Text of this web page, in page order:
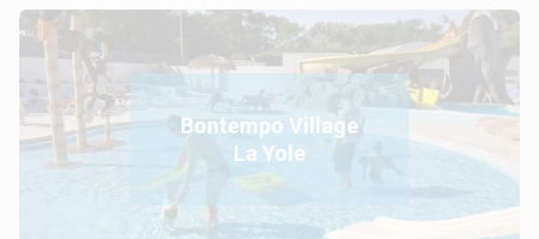
Bontempo Village
La Yole